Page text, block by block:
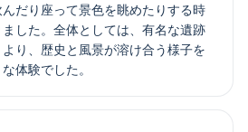
だり座って景色を眺めたりする時
した。全体としては、有名な遺跡
り、歴史と風景が溶け合う様子を
体験でした。